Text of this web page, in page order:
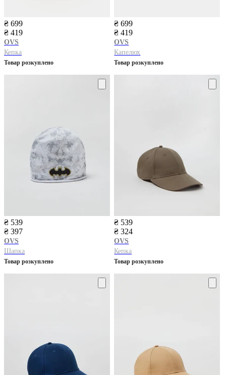
₴ 699
₴ 419
OVS
Кепка
Товар розкуплено
₴ 699
₴ 419
OVS
Капелюх
Товар розкуплено
₴ 539
₴ 397
OVS
Шапка
Товар розкуплено
₴ 539
₴ 324
OVS
Кепка
Товар розкуплено